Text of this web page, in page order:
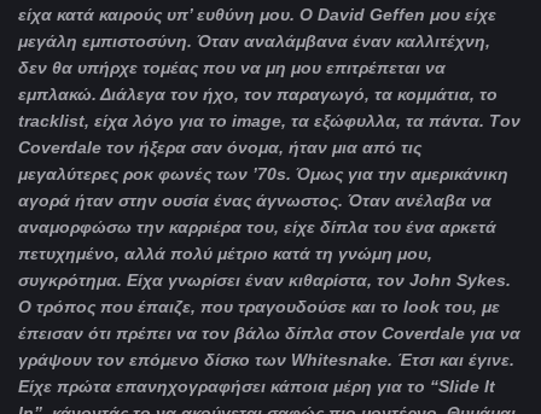
είχα κατά καιρούς υπ’ ευθύνη μου. Ο David Geffen μου είχε
μεγάλη εμπιστοσύνη. Όταν αναλάμβανα έναν καλλιτέχνη,
δεν θα υπήρχε τομέας που να μη μου επιτρέπεται να
εμπλακώ. Διάλεγα τον ήχο, τον παραγωγό, τα κομμάτια, το
tracklist, είχα λόγο για το image, τα εξώφυλλα, τα πάντα. Tον
Coverdale τον ήξερα σαν όνομα, ήταν μια από τις
μεγαλύτερες ροκ φωνές των ’70s. Όμως για την αμερικάνικη
αγορά ήταν στην ουσία ένας άγνωστος. Όταν ανέλαβα να
αναμορφώσω την καρριέρα του, είχε δίπλα του ένα αρκετά
πετυχημένο, αλλά πολύ μέτριο κατά τη γνώμη μου,
συγκρότημα. Είχα γνωρίσει έναν κιθαρίστα, τον John Sykes.
Ο τρόπος που έπαιζε, που τραγουδούσε και το look του, με
έπεισαν ότι πρέπει να τον βάλω δίπλα στον Coverdale για να
γράψουν τον επόμενο δίσκο των Whitesnake. Έτσι και έγινε.
Είχε πρώτα επανηχογραφήσει κάποια μέρη για το “Slide It